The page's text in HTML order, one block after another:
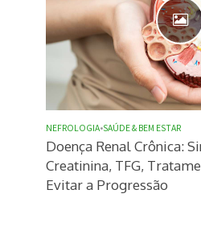
NEFROLOGIA•SAÚDE & BEM ESTAR
Doença Renal Crônica:
Creatinina, TFG,
Evitar a Progressão